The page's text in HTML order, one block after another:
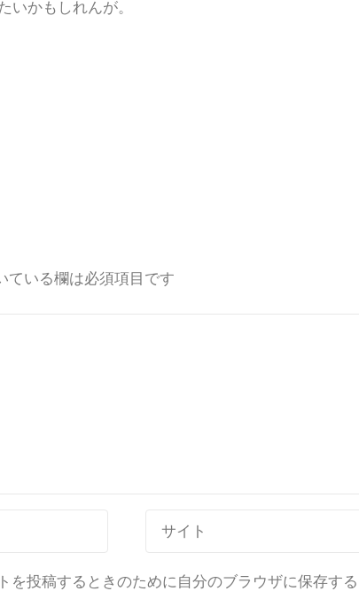
かもしれんが。
ている欄は必須項目です
を投稿するときのために自分のブラウザに保存する